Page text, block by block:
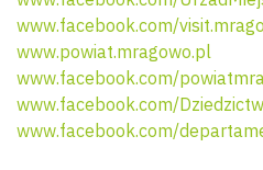
www.facebook.com/
www.powiat.mragowo.pl
www.facebook.com/
www.facebook.com/
www.facebook.com/